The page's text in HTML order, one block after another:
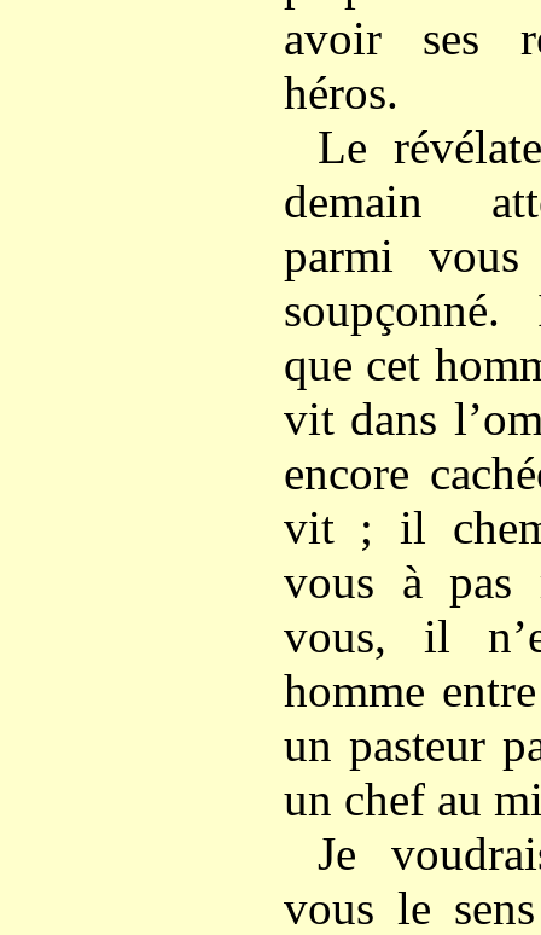
avoir ses
héros.
Le
demain
parmi
que cet
vit dans
encore
vit ; il
vous à pas
vous, il
homme
un pasteur
un chef au
Je
vous le